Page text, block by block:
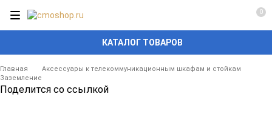
КАТАЛОГ ТОВАРОВ
0
Главная
Аксессуары к телекоммуникационным шкафам и стойкам
Заземление
Поделится со ссылкой